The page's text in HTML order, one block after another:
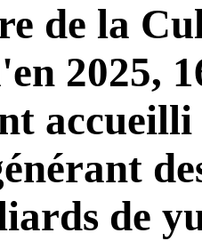
de la
2025,
de